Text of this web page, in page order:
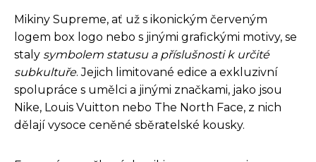
Mikiny Supreme, ať už s ikonickým červeným
logem box logo nebo s jinými grafickými motivy, se
staly symbolem statusu a příslušnosti k určité
subkultuře. Jejich limitované edice a exkluzivní
spolupráce s umělci a jinými značkami, jako jsou
Nike, Louis Vuitton nebo The North Face, z nich
dělají vysoce ceněné sběratelské kousky.